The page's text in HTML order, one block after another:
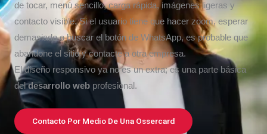
de tocar, menú sencillo, carga rápida, imágenes ligeras y
contacto visible. Si el usuario tiene que hacer zoom, esperar
demasiado o buscar el botón de WhatsApp, es probable que
abandone el sitio y contacte a otra empresa.
El diseño responsivo ya no es un extra; es una parte básica
deldesarrollo web profesional.
Contacto Por Medio De Una Ossercard